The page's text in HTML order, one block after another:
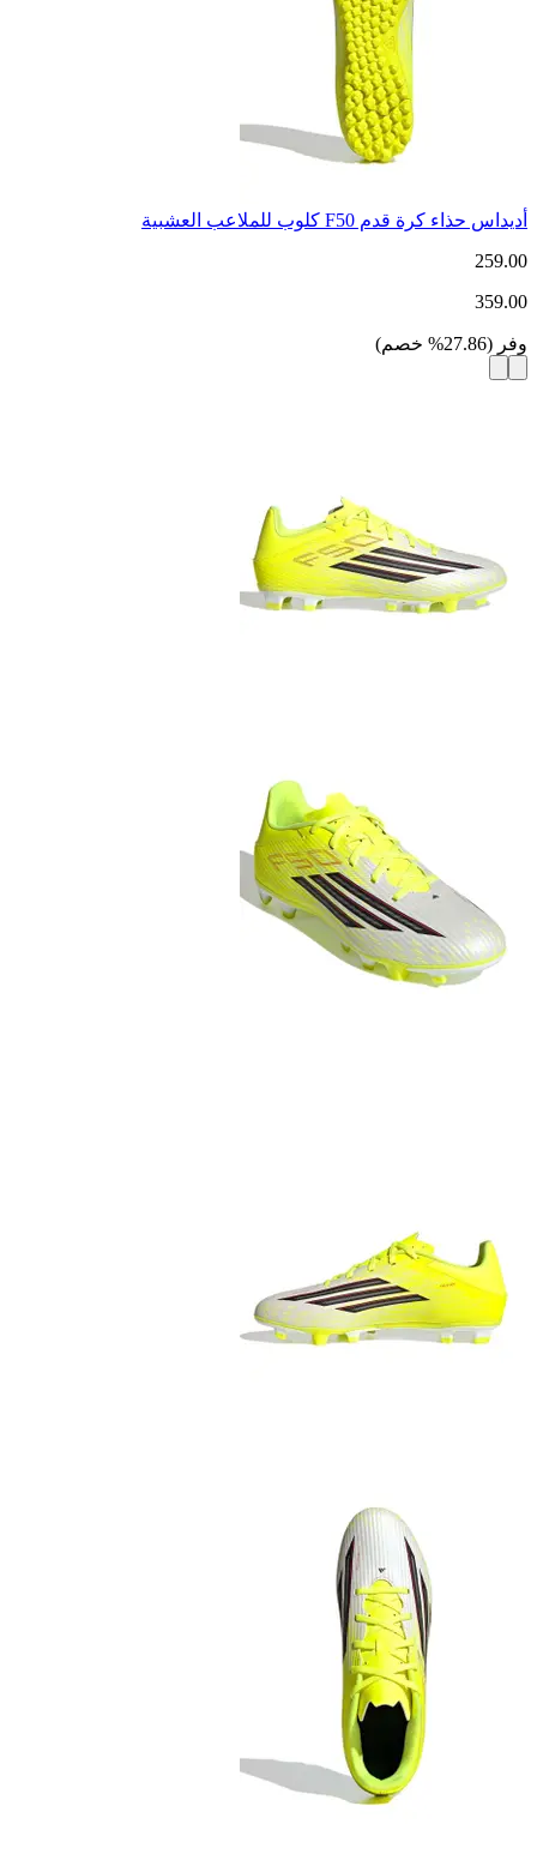
أديداس حذاء كرة قدم F50 كلوب للملاعب العشبية
259.00
359.00
وفر (
27.86
% خصم)